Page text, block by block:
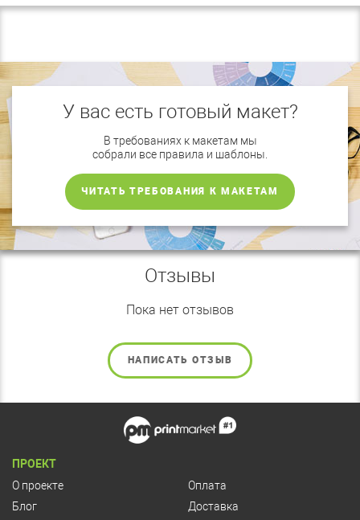
У вас есть готовый макет?
В требованиях к макетам мы
собрали все правила и шаблоны.
ЧИТАТЬ ТРЕБОВАНИЯ К МАКЕТАМ
Отзывы
Пока нет отзывов
НАПИСАТЬ ОТЗЫВ
ПРОЕКТ
О проекте
Блог
Оплата
Доставка